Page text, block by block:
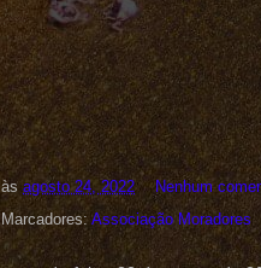
àsagosto 24, 2022
Nenhum
Marcadores: Associação Moradores